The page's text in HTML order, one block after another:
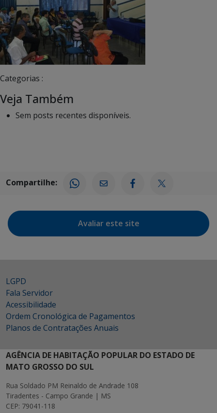
Categorias :
Veja Também
Sem posts recentes disponíveis.
Compartilhe:
Avaliar este site
LGPD
Fala Servidor
Acessibilidade
Ordem Cronológica de Pagamentos
Planos de Contratações Anuais
AGÊNCIA DE HABITAÇÃO POPULAR DO ESTADO DE
MATO GROSSO DO SUL
Rua Soldado PM Reinaldo de Andrade 108
Tiradentes - Campo Grande | MS
CEP: 79041-118